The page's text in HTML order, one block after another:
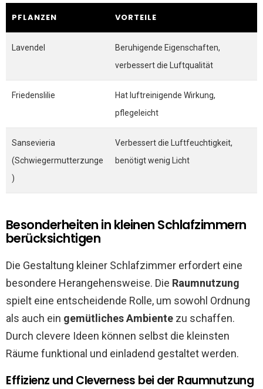
PFLANZEN VORTEILE
Lavendel
Beruhigende Eigenschaften,
verbessert die Luftqualität
Friedenslilie
Hat luftreinigende Wirkung,
pflegeleicht
Sansevieria
(Schwiegermutterzunge
)
Verbessert die Luftfeuchtigkeit,
benötigt wenig Licht
Besonderheiten in kleinen Schlafzimmern
berücksichtigen
Die Gestaltung kleiner Schlafzimmer erfordert eine
besondere Herangehensweise. Die Raumnutzung
spielt eine entscheidende Rolle, um sowohl Ordnung
als auch ein gemütliches Ambiente zu schaffen.
Durch clevere Ideen können selbst die kleinsten
Räume funktional und einladend gestaltet werden.
Effizienz und Cleverness bei der Raumnutzung